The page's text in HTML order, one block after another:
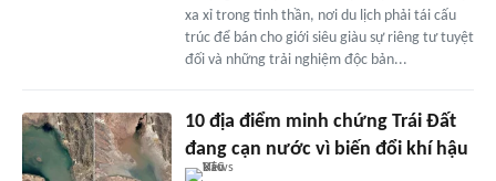
xa xỉ trong tinh thần, nơi du lịch phải tái cấu
trúc để bán cho giới siêu giàu sự riêng tư tuyệt
đối và những trải nghiệm độc bản...
10 địa điểm minh chứng Trái Đất
đang cạn nước vì biến đổi khí hậu